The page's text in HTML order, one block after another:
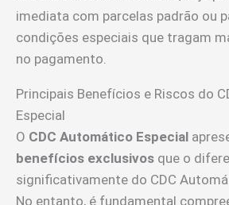
imediata com parcelas padrão ou
condições especiais que tragam
no pagamento.
Principais Benefícios e Riscos do
Especial
O CDC Automático Especial
benefícios exclusivos que o
significativamente do CDC
No entanto, é fundamental